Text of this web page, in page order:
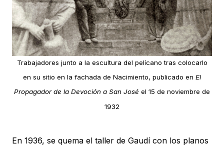
Trabajadores junto a la escultura del pelícano tras colocarlo
en su sitio en la fachada de Nacimiento, publicado en El
Propagador de la Devoción a San José el 15 de noviembre de
1932
En 1936, se quema el taller de Gaudí con los planos